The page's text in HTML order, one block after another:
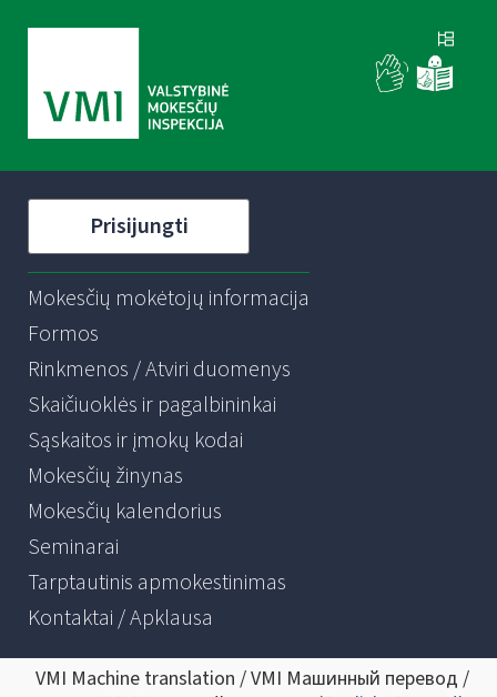
Prisijungti
Mokesčių mokėtojų informacija
Formos
Rinkmenos / Atviri duomenys
Skaičiuoklės ir pagalbininkai
Sąskaitos ir įmokų kodai
Mokesčių žinynas
Mokesčių kalendorius
Seminarai
Tarptautinis apmokestinimas
Kontaktai / Apklausa
VMI Machine translation / VMI Машинный перевод /